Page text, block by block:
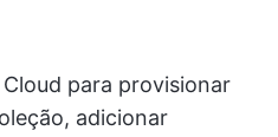
para provisionar
adicionar